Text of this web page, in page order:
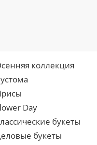
коллекция
Day
букеты
букеты